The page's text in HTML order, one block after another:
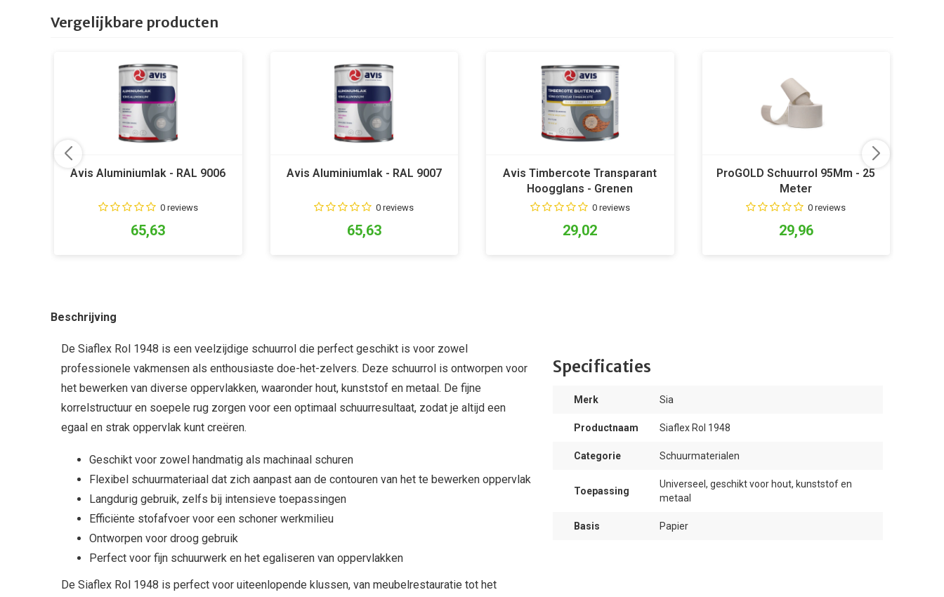
Vergelijkbare producten
Avis Aluminiumlak - RAL 9006
0 reviews
65,63
Avis Aluminiumlak - RAL 9007
0 reviews
65,63
Avis Timbercote Transparant
Hoogglans - Grenen
0 reviews
29,02
ProGOLD Schuurrol 95Mm - 25
Meter
0 reviews
29,96
Beschrijving
De Siaflex Rol 1948 is een veelzijdige schuurrol die perfect geschikt is voor zowel
professionele vakmensen als enthousiaste doe-het-zelvers. Deze schuurrol is ontworpen voor
het bewerken van diverse oppervlakken, waaronder hout, kunststof en metaal. De fijne
korrelstructuur en soepele rug zorgen voor een optimaal schuurresultaat, zodat je altijd een
egaal en strak oppervlak kunt creëren.
Geschikt voor zowel handmatig als machinaal schuren
Flexibel schuurmateriaal dat zich aanpast aan de contouren van het te bewerken oppervlak
Langdurig gebruik, zelfs bij intensieve toepassingen
Efficiënte stofafvoer voor een schoner werkmilieu
Ontworpen voor droog gebruik
Perfect voor fijn schuurwerk en het egaliseren van oppervlakken
De Siaflex Rol 1948 is perfect voor uiteenlopende klussen, van meubelrestauratie tot het
Specificaties
Merk Sia
Productnaam Siaflex Rol 1948
Categorie Schuurmaterialen
Toepassing
Universeel, geschikt voor hout, kunststof en
metaal
Basis Papier